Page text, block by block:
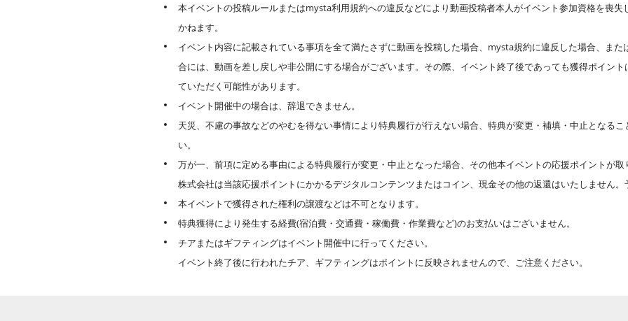
本イベントの投稿ルールまたはmysta利用規約への違反などにより動画投稿者本人がイベント参加資格を喪
かねます。
イベント内容に記載されている事項を全て満たさずに動画を投稿した場合、mysta規約に違反した場合、ま
合には、動画を差し戻しや非公開にする場合がございます。その際、イベント終了後であっても獲得ポイン
ていただく可能性があります。
イベント開催中の場合は、辞退できません。
天災、不慮の事故などのやむを得ない事情により特典履行が行えない場合、特典が変更・補填・中止となる
い。
万が一、前項に定める事由による特典履行が変更・中止となった場合、その他本イベントの応援ポイントが
株式会社は当該応援ポイントにかかるデジタルコンテンツまたはコイン、現金その他の返還はいたしません
本イベントで獲得された権利の譲渡などは不可となります。
特典獲得により発生する経費(宿泊費・交通費・稼働費・作業費など)のお支払いはございません。
チアまたはギフティングはイベント開催中に行ってください。
イベント終了後に行われたチア、ギフティングはポイントに反映されませんので、ご注意ください。